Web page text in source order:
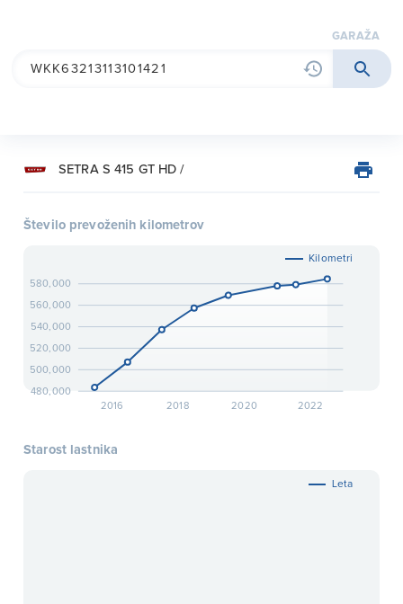
garaža
SETRA S 415 GT HD /
Število prevoženih kilometrov
Kilometri
2016 2018 2020 2022
480,000
500,000
520,000
540,000
560,000
580,000
Starost lastnika
Leta